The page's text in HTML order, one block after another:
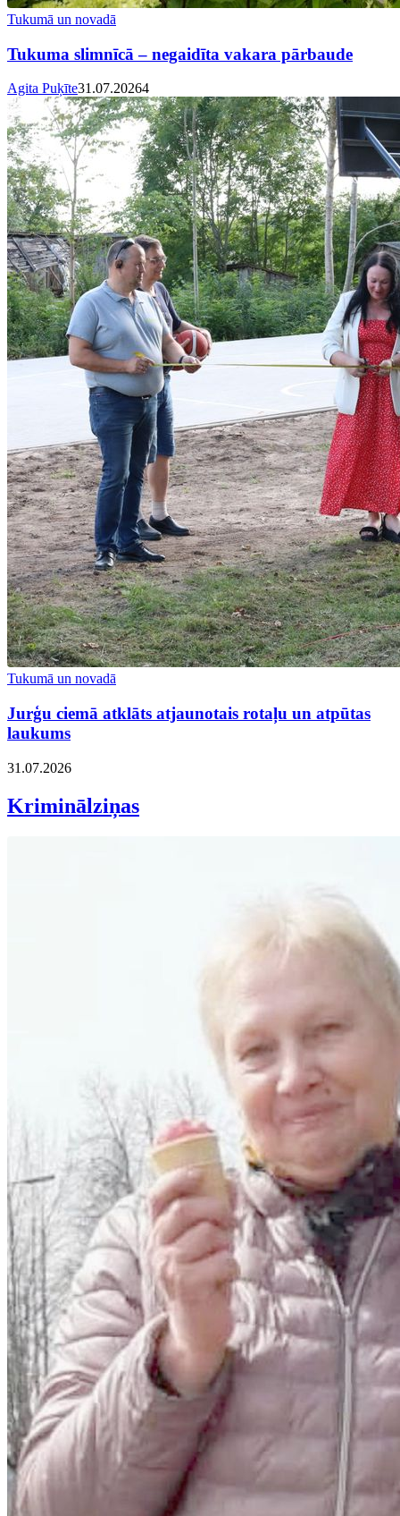
Tukumā un novadā
Tukuma slimnīcā – negaidīta vakara pārbaude
Agita Puķīte31.07.20264
Tukumā un novadā
Jurģu ciemā atklāts atjaunotais rotaļu un atpūtas
laukums
31.07.2026
Kriminālziņas